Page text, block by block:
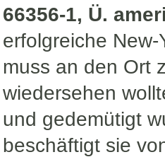
66356-1, Ü.
erfolgreiche
muss an den Ort
wiedersehen
und gedemütigt
beschäftigt sie